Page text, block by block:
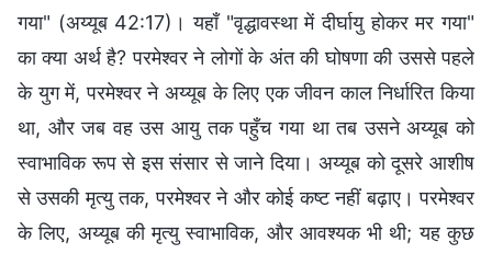
गया" (अय्यूब 42:17)। यहाँ "वृद्धावस्था में दीर्घायु होकर मर गया"
का क्या अर्थ है? परमेश्वर ने लोगों के अंत की घोषणा की उससे पहले
के युग में, परमेश्वर ने अय्यूब के लिए एक जीवन काल निर्धारित किया
था, और जब वह उस आयु तक पहुँच गया था तब उसने अय्यूब को
स्वाभाविक रूप से इस संसार से जाने दिया। अय्यूब को दूसरे आशीष
से उसकी मृत्यु तक, परमेश्वर ने और कोई कष्ट नहीं बढ़ाए। परमेश्वर
के लिए, अय्यूब की मृत्यु स्वाभाविक, और आवश्यक भी थी; यह कुछ